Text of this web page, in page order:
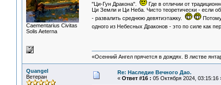
Сaementarius Civitas
Solis Aeterna
"Ци-Гун Дракона".
Где в отличии от
Ци Земли и Ци Неба. Чисто теоретически - если
- развалить среднюю девятиэтажку.
Потому
одного из Небесных Драконов - это по силе как
«Осенний Ангел прячется в дождях. В листве
Quangel
Ветеран
Re: Наследие Вечного Дао.
« Ответ #16 : 05 Октября 2024, 03:15:16